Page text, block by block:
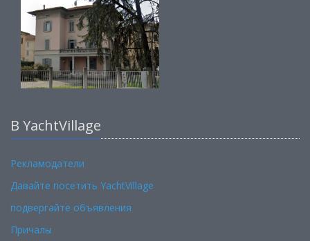
В YachtVillage
Рекламодатели
Давайте посетить YachtVillage
подвергайте объявления
Причалы